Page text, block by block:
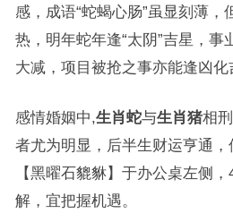
感，成语“蛇蝎心肠”虽显刻薄，
热，明年蛇年逢“太阴”吉星，事
大减，项目被抢之事亦能逢凶化
感情婚姻中,生肖蛇与生肖猪相
者尤为明显，后半生财运亨通
【黑曜石貔貅】于办公桌左侧
解，宜把握机遇。